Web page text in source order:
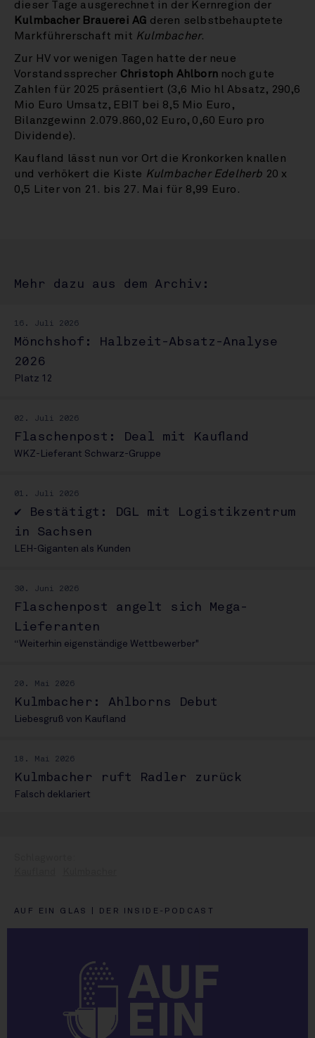
dieser Tage ausgerechnet in der Kernregion der
Kulmbacher Brauerei AG deren selbstbehauptete
Markführerschaft mit Kulmbacher.
Zur HV vor wenigen Tagen hatte der neue
Vorstandssprecher Christoph Ahlborn noch gute
Zahlen für 2025 präsentiert (3,6 Mio hl Absatz, 290,6
Mio Euro Umsatz, EBIT bei 8,5 Mio Euro,
Bilanzgewinn 2.079.860,02 Euro, 0,60 Euro pro
Dividende).
Kaufland lässt nun vor Ort die Kronkorken knallen
und verhökert die Kiste Kulmbacher Edelherb 20 x
0,5 Liter von 21. bis 27. Mai für 8,99 Euro.
Mehr dazu aus dem Archiv:
16. Juli 2026
Mönchshof: Halbzeit-Absatz-Analyse
2026
Platz 12
02. Juli 2026
Flaschenpost: Deal mit Kaufland
WKZ-Lieferant Schwarz-Gruppe
01. Juli 2026
✔ Bestätigt: DGL mit Logistikzentrum
in Sachsen
LEH-Giganten als Kunden
30. Juni 2026
Flaschenpost angelt sich Mega-
Lieferanten
“Weiterhin eigenständige Wettbewerber"
20. Mai 2026
Kulmbacher: Ahlborns Debut
Liebesgruß von Kaufland
18. Mai 2026
Kulmbacher ruft Radler zurück
Falsch deklariert
AUF EIN GLAS | DER INSIDE-PODCAST